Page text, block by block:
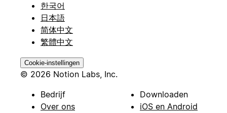
한국어
日本語
简体中文
繁體中文
Cookie-instellingen
© 2026 Notion Labs, Inc.
Bedrijf
Over ons
Downloaden
iOS en Android